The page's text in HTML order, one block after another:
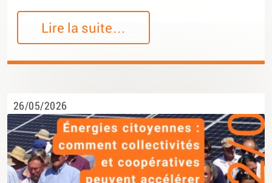
Lire la suite…
26/05/2026